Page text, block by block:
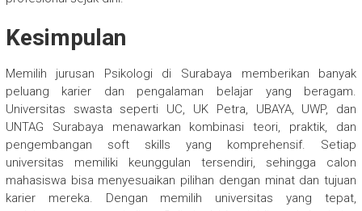
Kesimpulan
Memilih jurusan Psikologi di Surabaya memberikan banyak
peluang karier dan pengalaman belajar yang beragam.
Universitas swasta seperti UC, UK Petra, UBAYA, UWP, dan
UNTAG Surabaya menawarkan kombinasi teori, praktik, dan
pengembangan soft skills yang komprehensif. Setiap
universitas memiliki keunggulan tersendiri, sehingga calon
mahasiswa bisa menyesuaikan pilihan dengan minat dan tujuan
karier mereka. Dengan memilih universitas yang tepat,